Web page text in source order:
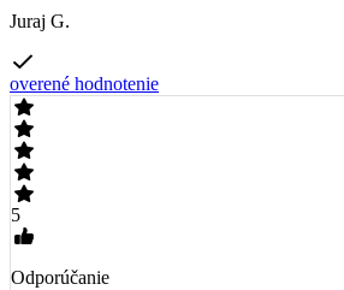
Juraj G.
overené hodnotenie
5
Odporúčanie